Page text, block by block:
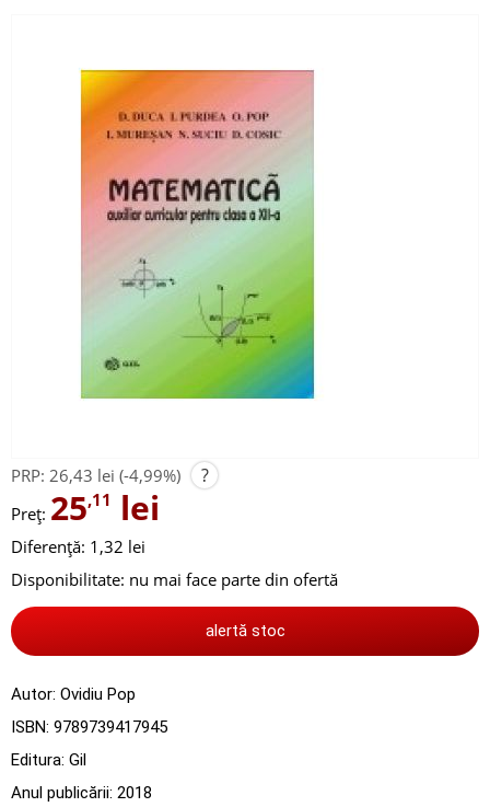
PRP: 26,43 lei (-4,99%) ?
Preț: 25,11 lei
Diferență: 1,32 lei
Disponibilitate: nu mai face parte din ofertă
alertă stoc
Autor: Ovidiu Pop
ISBN: 9789739417945
Editura: Gil
Anul publicării: 2018